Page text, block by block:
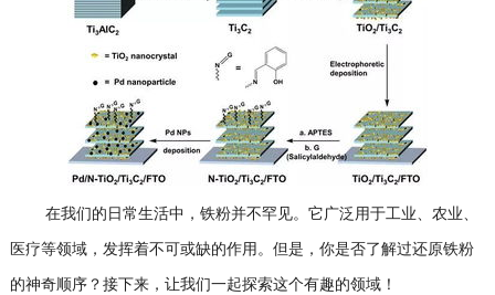
在我们的日常生活中，铁粉并不罕见。它广泛用于工业、农业、
医疗等领域，发挥着不可或缺的作用。但是，你是否了解过还原铁粉
的神奇顺序？接下来，让我们一起探索这个有趣的领域！